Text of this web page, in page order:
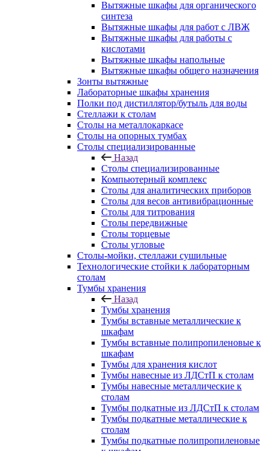
Вытяжные шкафы для органического
синтеза
Вытяжные шкафы для работ с ЛВЖ
Вытяжные шкафы для работы с
кислотами
Вытяжные шкафы напольные
Вытяжные шкафы общего назначения
Зонты вытяжные
Лабораторные шкафы хранения
Полки под дистиллятор/бутыль для воды
Стеллажи к столам
Столы на металлокаркасе
Столы на опорных тумбах
Столы специализированные
Назад
Столы специализированные
Компьютерный комплекс
Столы для аналитических приборов
Столы для весов антивибрационные
Столы для титрования
Столы передвижные
Столы торцевые
Столы угловые
Столы-мойки, стеллажи сушильные
Технологические стойки к лабораторным
столам
Тумбы хранения
Назад
Тумбы хранения
Тумбы вставные металлические к
шкафам
Тумбы вставные полипропиленовые к
шкафам
Тумбы для хранения кислот
Тумбы навесные из ЛДСтП к столам
Тумбы навесные металлические к
столам
Тумбы подкатные из ЛДСтП к столам
Тумбы подкатные металлические к
столам
Тумбы подкатные полипропиленовые